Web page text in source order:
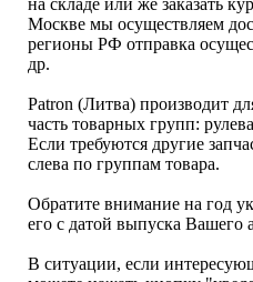
на складе или же заказать
Москве мы осуществляем
регионы РФ отправка
др.
Patron (Литва) производит
часть товарных групп:
Если требуются другие
слева по группам товара.
Обратите внимание на год
его с датой выпуска Вашего
В ситуации, если